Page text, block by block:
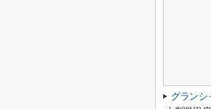
グランシ